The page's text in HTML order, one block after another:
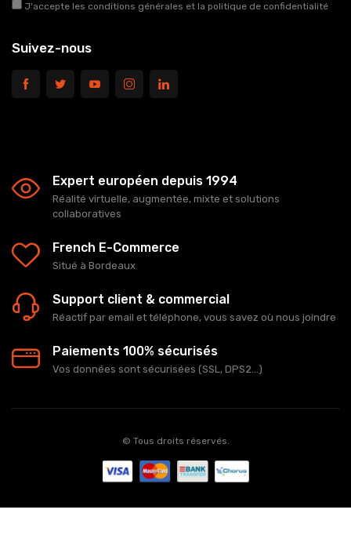
J'accepte les conditions générales et la politique de confidentialité
Suivez-nous
Expert européen depuis 1994
Réalité virtuelle, augmentée, mixte et solutions
collaboratives
French E-Commerce
Situé à Bordeaux
Support client & commercial
Réactif par email et téléphone, vous savez où nous joindre
Paiements 100% sécurisés
Vos données sont sécurisées (SSL, DPS2...)
© Tous droits réservés.